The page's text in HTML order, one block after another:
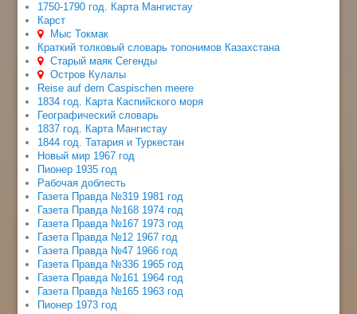
1750-1790 год. Карта Мангистау
Карст
Мыс Токмак
Краткий толковый словарь топонимов Казахстана
Старый маяк Сегенды
Остров Кулалы
Reise auf dem Caspischen meere
1834 год. Карта Каспийского моря
Географический словарь
1837 год. Карта Мангистау
1844 год. Татария и Туркестан
Новый мир 1967 год
Пионер 1935 год
Рабочая доблесть
Газета Правда №319 1981 год
Газета Правда №168 1974 год
Газета Правда №167 1973 год
Газета Правда №12 1967 год
Газета Правда №47 1966 год
Газета Правда №336 1965 год
Газета Правда №161 1964 год
Газета Правда №165 1963 год
Пионер 1973 год